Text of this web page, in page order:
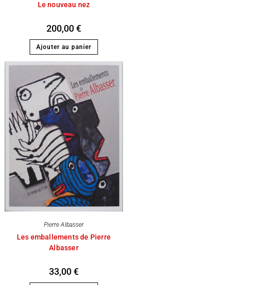
Le nouveau nez
200,00€
Ajouter au panier
Pierre Albasser
Les emballements de Pierre
Albasser
33,00€